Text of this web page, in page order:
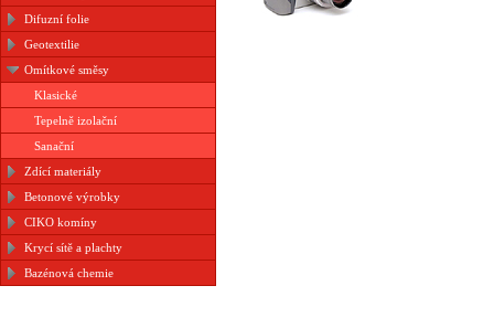
Difuzní folie
Geotextilie
Omítkové směsy
Klasické
Tepelně izolační
Sanační
Zdící materiály
Betonové výrobky
CIKO komíny
Krycí sítě a plachty
Bazénová chemie